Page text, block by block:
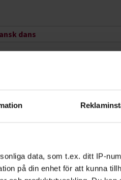
data, som t.ex. ditt IP-
på din enhet för att kunna
dans